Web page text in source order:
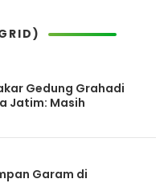
Gedung Grahadi
Jatim: Masih
Garam di